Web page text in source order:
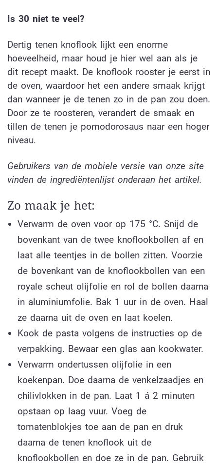
Is 30 niet te veel?
Dertig tenen knoflook lijkt een enorme
hoeveelheid, maar houd je hier wel aan als je
dit recept maakt. De knoflook rooster je eerst in
de oven, waardoor het een andere smaak krijgt
dan wanneer je de tenen zo in de pan zou doen.
Door ze te roosteren, verandert de smaak en
tillen de tenen je pomodorosaus naar een hoger
niveau.
Gebruikers van de mobiele versie van onze site
vinden de ingrediëntenlijst onderaan het artikel.
Zo maak je het:
Verwarm de oven voor op 175 °C. Snijd de
bovenkant van de twee knoflookbollen af en
laat alle teentjes in de bollen zitten. Voorzie
de bovenkant van de knoflookbollen van een
royale scheut olijfolie en rol de bollen daarna
in aluminiumfolie. Bak 1 uur in de oven. Haal
ze daarna uit de oven en laat koelen.
Kook de pasta volgens de instructies op de
verpakking. Bewaar een glas aan kookwater.
Verwarm ondertussen olijfolie in een
koekenpan. Doe daarna de venkelzaadjes en
chilivlokken in de pan. Laat 1 á 2 minuten
opstaan op laag vuur. Voeg de
tomatenblokjes toe aan de pan en druk
daarna de tenen knoflook uit de
knoflookbollen en doe ze in de pan. Gebruik